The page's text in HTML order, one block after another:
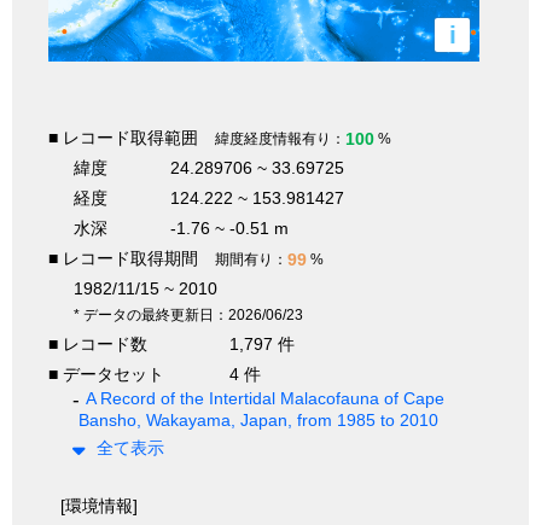
i
■ レコード取得範囲 緯度経度情報有り： 100 %
緯度
24.289706 ~ 33.69725
経度
124.222 ~ 153.981427
水深
-1.76 ~ -0.51 m
■ レコード取得期間
期間有り： 99 %
1982/11/15 ~ 2010
* データの最終更新日：2026/06/23
■ レコード数
1,797 件
■ データセット
4 件
A Record of the Intertidal Malacofauna of Cape
Bansho, Wakayama, Japan, from 1985 to 2010
全て表示
[環境情報]